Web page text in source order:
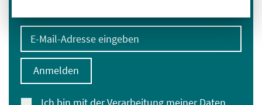
E-Mail-Adresse eingeben
Ich bin mit der Verarbeitung meiner Daten
Anmelden